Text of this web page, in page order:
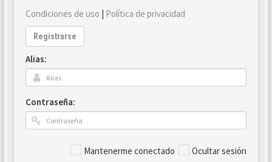
Condiciones de uso | Política de privacidad
Registrarse
Alias:
Contraseña:
Mantenerme conectado Ocultar sesión